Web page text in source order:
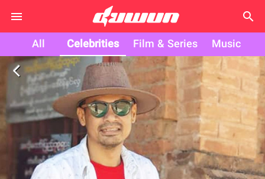
search
All Celebrities Film & Series Music
arrow_back_ios